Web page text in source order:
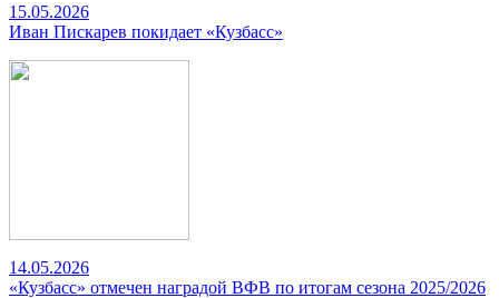
15.05.2026
Иван Пискарев покидает «Кузбасс»
14.05.2026
«Кузбасс» отмечен наградой ВФВ по итогам сезона 2025/2026